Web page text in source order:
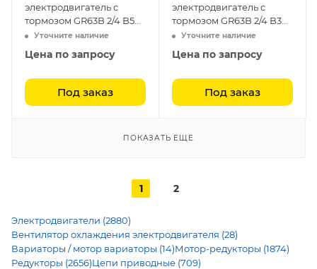
электродвигатель с
тормозом GR63B 2/4 B5
(0.22-0.15)
Уточните наличие
Цена по запросу
Под заказ
электродвигатель с
тормозом GR63B 2/4 B3
(0.22-0.15)
Уточните наличие
Цена по запросу
Под заказ
ПОКАЗАТЬ ЕЩЕ
1 2
Электродвигатели (2880)
Вентилятор охлаждения электродвигателя (28)
Вариаторы / мотор вариаторы (14)Мотор-редукторы (1874)
Редукторы (2656)Цепи приводные (709)